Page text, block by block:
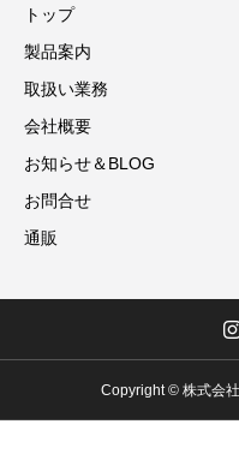
トップ
製品案内
取扱い業務
会社概要
お知らせ＆BLOG
お問合せ
通販
Copyright © 株式会